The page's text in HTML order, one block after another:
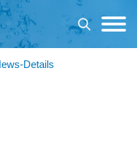
Details